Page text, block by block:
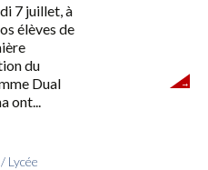
7 juillet, à
élèves de
du
Dual
ont...
/ Lycée